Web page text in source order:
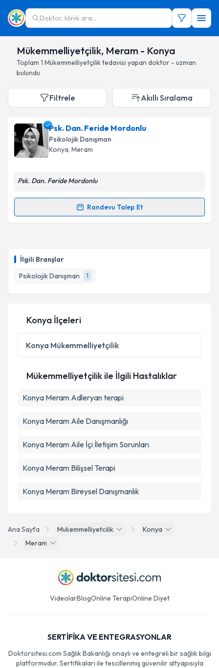
Doktor, klinik ara...
Mükemmelliyetçilik, Meram - Konya
Toplam 1 Mükemmelliyetçiliktedavisi yapan doktor - uzman
bulundu
İlgili Branşlar
Psikolojik Danışman
1
Filtrele Akıllı Sıralama
Psk. Dan. Feride Mordonlu
Psikolojik Danışman
Konya, Meram
Psk. Dan. Feride Mordonlu
Randevu Talep Et
Randevu Takvimi Talebi
için bir takvim hazırlandığında e-posta ile
bilgilendireceğiz.
E-posta Adresiniz
Kişisel verilerimin işlenmesine ilişkin
Metni'ni okudum ve kişisel verilerimin belirtilen
Ana Sayfa Mukemmelliyetcilik
Konya
Meram
Konya İlçeleri
Konya Mükemmelliyetçilik
Mükemmelliyetçilik ile İlgili Hastalıklar
Konya Meram Adleryan terapi
Konya Meram Aile Danışmanlığı
Konya Meram Aile İçi İletişim Sorunları
Konya Meram Bilişsel Terapi
Konya Meram Bireysel Danışmanlık
VideolarBlogOnline TerapiOnline Diyet
SERTİFİKA VE ENTEGRASYONLAR
Doktorsitesi.com Sağlık Bakanlığı onaylı ve entegreli bir sağlık bilgi
platformudur. Sertifikaları ile tescillenmiş güvenilir altyapısıyla